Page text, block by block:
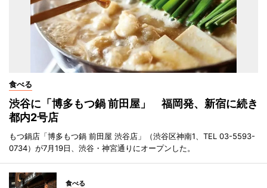
食べる
渋谷に「博多もつ鍋 前田屋」 福岡発、新宿に続き
都内2号店
もつ鍋店「博多もつ鍋 前田屋 渋谷店」（渋谷区神南1、TEL 03-5593-
0734）が7月19日、渋谷・神宮通りにオープンした。
食べる